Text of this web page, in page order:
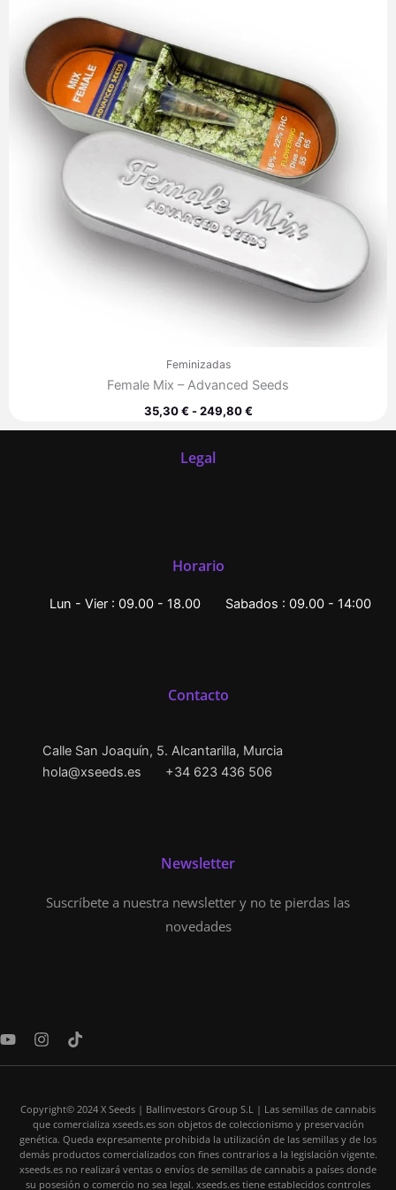
Feminizadas
Female Mix – Advanced Seeds
35,30€ - 249,80€
249,80 €
Legal
Horario
Lun - Vier : 09.00 - 18.00 Sabados : 09.00 - 14:00
Contacto
Calle San Joaquín, 5. Alcantarilla, Murcia
hola@xseeds.es
+34 623 436 506
Newsletter
Suscríbete a nuestra newsletter y no te pierdas las
novedades
Y
u
I
s
g
r
a
m
T
k
o
k
Copyright© 2024 X Seeds | Ballinvestors Group S.L | Las semillas de cannabis
que comercializa xseeds.es son objetos de coleccionismo y preservación
genética. Queda expresamente prohibida la utilización de las semillas y de los
demás productos comercializados con fines contrarios a la legislación vigente.
xseeds.es no realizará ventas o envíos de semillas de cannabis a países donde
su posesión o comercio no sea legal. xseeds.es tiene establecidos controles